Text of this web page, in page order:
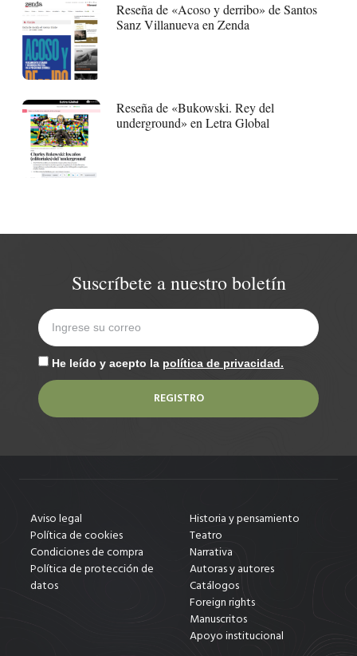
Reseña de «Acoso y derribo» de Santos
Sanz Villanueva en Zenda
Reseña de «Bukowski. Rey del
underground» en Letra Global
Suscríbete a nuestro boletín
He leído y acepto la política de privacidad.
REGISTRO
Aviso legal
Política de cookies
Condiciones de compra
Política de protección de
datos
Historia y pensamiento
Teatro
Narrativa
Autoras y autores
Catálogos
Foreign rights
Manuscritos
Apoyo institucional